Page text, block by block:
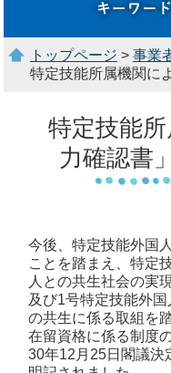
トップページ > 事業
特定技能所属機関に
特定技能
力確認書
今後、特定技能外国
ことを踏まえ、特定
人との共生社会の実
及び1号特定技能外
の共生に係る取組を
在留資格に係る制度
30年12月25日閣議決